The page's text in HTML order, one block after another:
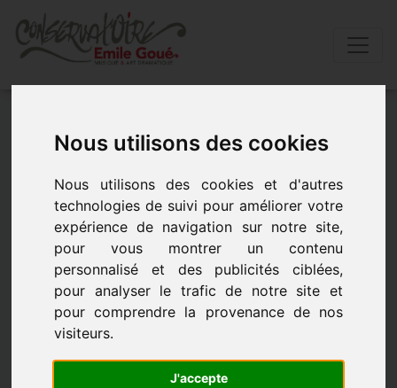
Nous utilisons des cookies
Nous utilisons des cookies et d'autres
technologies de suivi pour améliorer votre
expérience de navigation sur notre site,
pour vous montrer un contenu
personnalisé et des publicités ciblées,
pour analyser le trafic de notre site et
pour comprendre la provenance de nos
visiteurs.
J'accepte
Concert "Vielle solo"
Auditorium du Conservatoire - le 3 mai 2019 à 18h30